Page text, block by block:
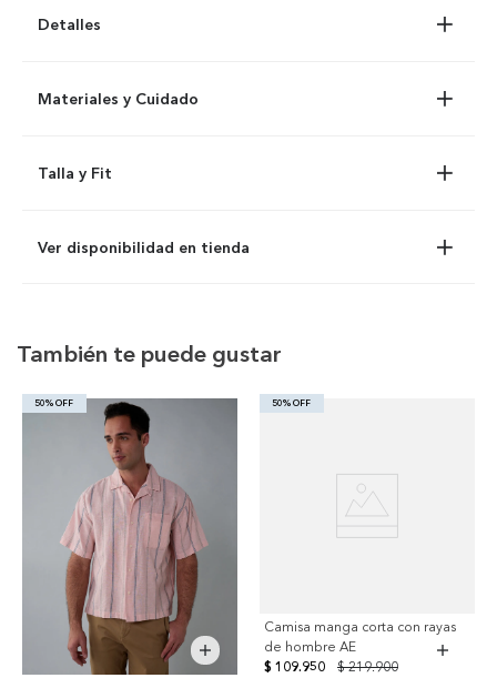
Detalles
Materiales y Cuidado
Talla y Fit
Ver disponibilidad en tienda
También te puede gustar
50% OFF 50% OFF
Camisa manga corta con rayas
de hombre AE
$ 219.900
$ 109.950